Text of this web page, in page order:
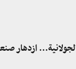
ازدهار